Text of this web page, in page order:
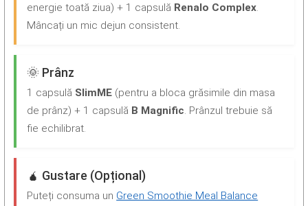
energie toată ziua) + 1 capsulă Renalo Complex.
Mâncați un mic dejun consistent.
🌞 Prânz
1 capsulă SlimME (pentru a bloca grăsimile din masa
de prânz) + 1 capsulă B Magnific. Prânzul trebuie să
fie echilibrat.
🧉 Gustare (Opțional)
Puteți consuma un Green Smoothie Meal Balance